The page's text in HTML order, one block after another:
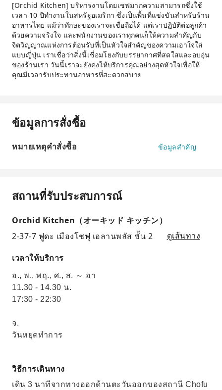
[Orchid Kitchen] บริหารงานโดยเชฟมากความสามารถซึ่งใช้
เวลา 10 ปีทำงานในสหรัฐอเมริกา ซึ่งเป็นพื้นที่แข่งขันสำหรับร้าน
อาหารไทย แม้ว่าทักษะของเราจะเชื่อถือได้ แต่เราปฏิบัติต่อลูกค้า
ด้วยความจริงใจ และพนักงานของเราทุกคนก็ให้ความสำคัญกับ
จิตวิญญาณแห่งการต้อนรับที่เป็นหัวใจสำคัญของความเอาใจใส่
แบบญี่ปุ่น เราเชื่อว่าสิ่งนี้เชื่อมโยงกับบรรยากาศที่สดใสและอบอุ่น
ของร้านเรา วันนี้เราจะยังคงให้บริการคุณอย่างสุดหัวใจเพื่อให้
คุณมีเวลารับประทานอาหารที่สะดวกสบาย
ข้อมูลการสั่งซื้อ
หมายเหตุคำสั่งซื้อ ข้อมูลสำคัญ
สถานที่รับประสบการณ์
Orchid Kitchen（オーキッド キッチン）
2-37-7 ฟูดะ เมืองโชฟุ เอลานพลัส ชั้น 2
ดูเส้นทาง
เวลาให้บริการ
อ., พ., พฤ., ศ., ส. ～ อา
11.30 - 14.30 น.
17:30 - 22:30
จ.
วันหยุดทำการ
วิธีการเดินทาง
เดิน 3 นาทีจากทางออกด้านตะวันออกของสถานี Chofu